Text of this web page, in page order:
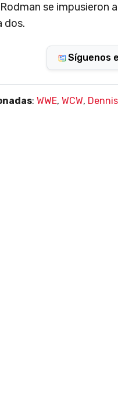
se impusieron
dos.
Síguenos
: WWE, WCW,